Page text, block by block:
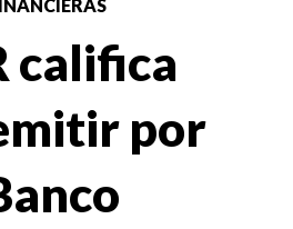
califica
por